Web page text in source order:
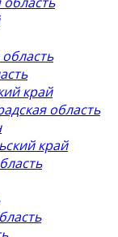
край
область
край